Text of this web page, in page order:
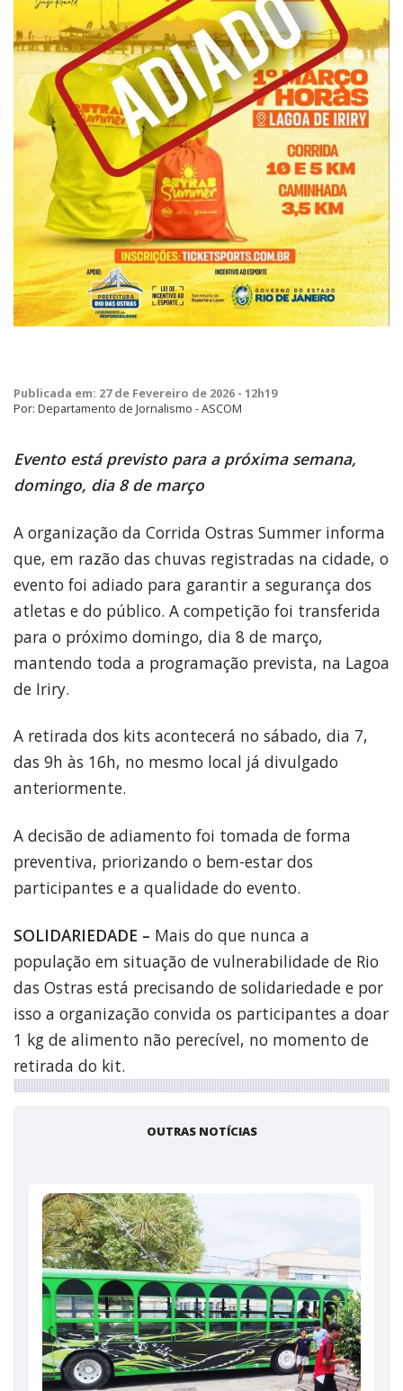
Publicada em: 27 de Fevereiro de 2026 - 12h19
Por: Departamento de Jornalismo - ASCOM
Evento está previsto para a próxima semana,
domingo, dia 8 de março
A organização da Corrida Ostras Summer informa
que, em razão das chuvas registradas na cidade, o
evento foi adiado para garantir a segurança dos
atletas e do público. A competição foi transferida
para o próximo domingo, dia 8 de março,
mantendo toda a programação prevista, na Lagoa
de Iriry.
A retirada dos kits acontecerá no sábado, dia 7,
das 9h às 16h, no mesmo local já divulgado
anteriormente.
A decisão de adiamento foi tomada de forma
preventiva, priorizando o bem-estar dos
participantes e a qualidade do evento.
SOLIDARIEDADE – Mais do que nunca a
população em situação de vulnerabilidade de Rio
das Ostras está precisando de solidariedade e por
isso a organização convida os participantes a doar
1 kg de alimento não perecível, no momento de
retirada do kit.
OUTRAS NOTÍCIAS